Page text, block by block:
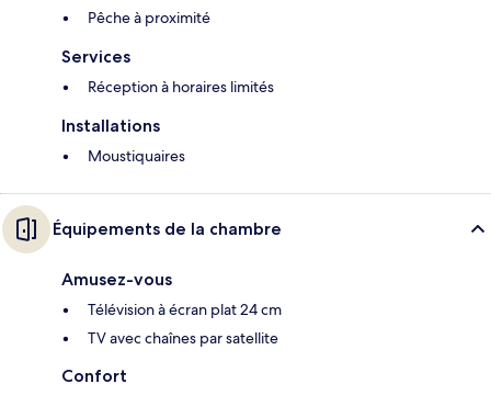
Pêche à proximité
Services
Réception à horaires limités
Installations
Moustiquaires
Équipements de la chambre
Amusez-vous
Télévision à écran plat 24 cm
TV avec chaînes par satellite
Confort